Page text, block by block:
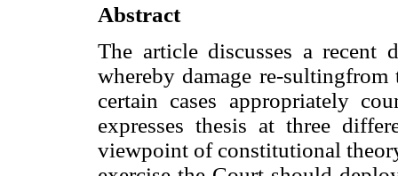
Abstract
The article discusses a recent
whereby damage re-
certain cases appropriately
expresses thesis at three
viewpoint of constitutional